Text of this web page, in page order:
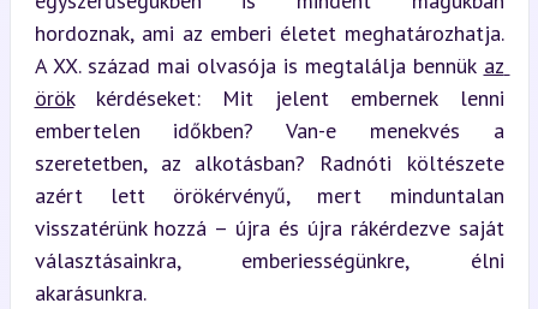
hordoznak, ami az emberi életet meghatározhatja.
A XX. század mai olvasója is megtalálja bennük az
örök kérdéseket: Mit jelent embernek lenni
embertelen időkben? Van-e menekvés a
szeretetben, az alkotásban? Radnóti költészete
azért lett örökérvényű, mert minduntalan
visszatérünk hozzá – újra és újra rákérdezve saját
választásainkra, emberiességünkre, élni
akarásunkra.